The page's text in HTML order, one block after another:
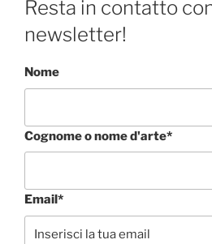
Resta in contatto
newsletter!
Nome
Cognome o nome d'arte*
Email*